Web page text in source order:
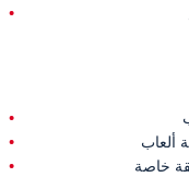
ألعاب
خاصة